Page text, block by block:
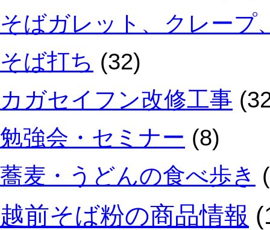
そばガレット、クレープ
そば打ち (32)
カガセイフン改修工事
勉強会・セミナー (8)
蕎麦・うどんの食べ歩き
越前そば粉の商品情報